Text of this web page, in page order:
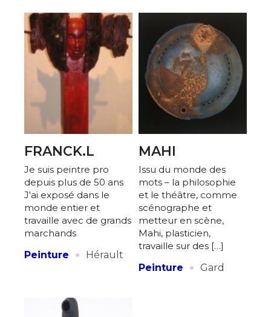
FRANCK.L
Je suis peintre pro
depuis plus de 50 ans
J'ai exposé dans le
monde entier et
travaille avec de grands
marchands
Peinture
· Hérault
MAHI
Issu du monde des
mots – la philosophie
et le théâtre, comme
scénographe et
metteur en scène,
Mahi, plasticien,
travaille sur des […]
Peinture
· Gard